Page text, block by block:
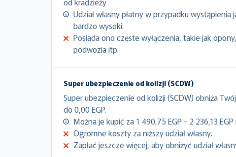
Udział własny płatny w przypadku
bardzo wysoki.
Posiada ono częste wyłączenia, takie jak
podwozia itp.
Super ubezpieczenie od kolizji (SCDW)
Super ubezpieczenie od kolizji (SCDW) obniża
do 0,00 EGP.
Można je kupić za 1 490,75 EGP - 2 236,13
Ogromne koszty za niższy udział własny.
Zapłać jeszcze więcej, aby obniżyć udział